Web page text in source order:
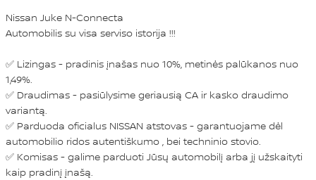
Nissan Juke N-Connecta
Automobilis su visa serviso istorija !!!
✅ Lizingas - pradinis įnašas nuo 10%, metinės palūkanos nuo
1,49%.
✅ Draudimas - pasiūlysime geriausią CA ir kasko draudimo
variantą.
✅ Parduoda oficialus NISSAN atstovas - garantuojame dėl
automobilio ridos autentiškumo , bei techninio stovio.
✅ Komisas - galime parduoti Jūsų automobilį arba jį užskaityti
kaip pradinį įnašą.